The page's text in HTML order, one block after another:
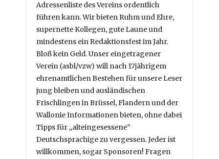
Adressenliste des Vereins ordentlich
führen kann. Wir bieten Ruhm und Ehre,
supernette Kollegen, gute Laune und
mindestens ein Redaktionsfest im Jahr.
Bloß kein Geld. Unser eingetragener
Verein (asbl/vzw) will nach 17jährigem
ehrenamtlichen Bestehen für unsere Leser
jung bleiben und ausländischen
Frischlingen in Brüssel, Flandern und der
Wallonie Informationen bieten, ohne dabei
Tipps für „alteingesessene“
Deutschsprachige zu vergessen. Jeder ist
willkommen, sogar Sponsoren! Fragen